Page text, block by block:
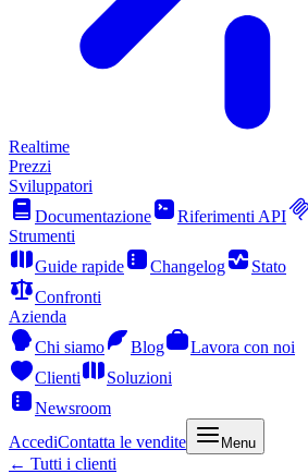
Realtime
Prezzi
Sviluppatori
Documentazione
Riferimenti API
Strumenti
Guide rapide
Changelog
Stato
Confronti
Azienda
Chi siamo
Blog
Lavora con noi
Clienti
Soluzioni
Newsroom
AccediContatta le vendite Menu
← Tutti i clienti